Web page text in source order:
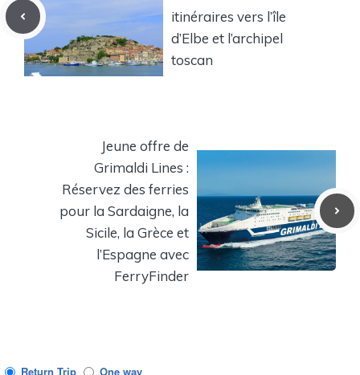
itinéraires vers l’île
d’Elbe et l’archipel
toscan
Jeune offre de
Grimaldi Lines :
Réservez des ferries
pour la Sardaigne, la
Sicile, la Grèce et
l’Espagne avec
FerryFinder